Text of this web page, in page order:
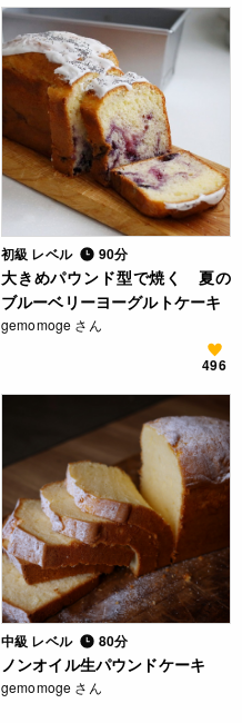
初級 レベル 90分
大きめパウンド型で焼く 夏の
ブルーベリーヨーグルトケーキ
gemomoge さん
496
中級 レベル 80分
ノンオイル生パウンドケーキ
gemomoge さん